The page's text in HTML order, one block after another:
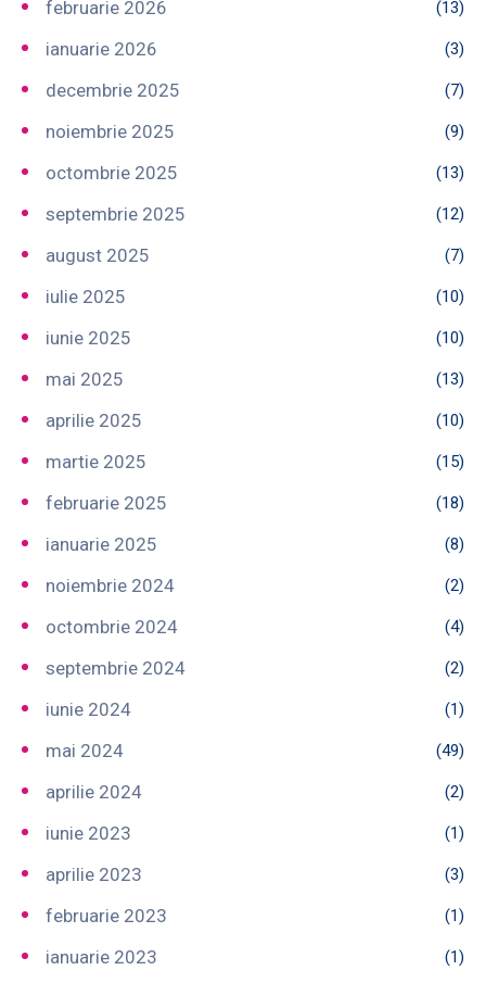
februarie 2026 (13)
ianuarie 2026 (3)
decembrie 2025 (7)
noiembrie 2025 (9)
octombrie 2025 (13)
septembrie 2025 (12)
august 2025 (7)
iulie 2025 (10)
iunie 2025 (10)
mai 2025 (13)
aprilie 2025 (10)
martie 2025 (15)
februarie 2025 (18)
ianuarie 2025 (8)
noiembrie 2024 (2)
octombrie 2024 (4)
septembrie 2024 (2)
iunie 2024 (1)
mai 2024 (49)
aprilie 2024 (2)
iunie 2023 (1)
aprilie 2023 (3)
februarie 2023 (1)
ianuarie 2023 (1)